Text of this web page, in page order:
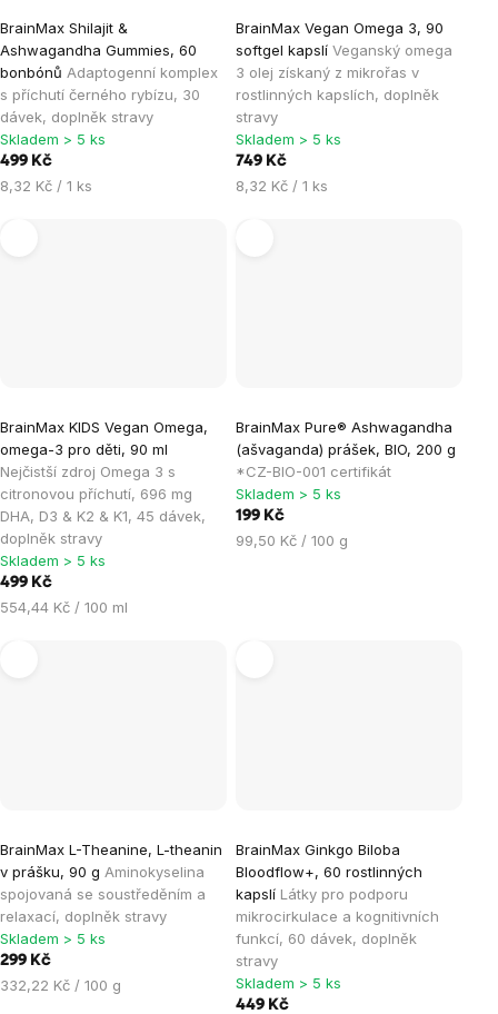
BrainMax Shilajit &
Ashwagandha Gummies, 60
bonbónů Adaptogenní komplex
s příchutí černého rybízu, 30
dávek, doplněk stravy
Skladem > 5 ks
499 Kč
Měrná
8,32 Kč / 1 ks
BrainMax Vegan Omega 3, 90
softgel kapslí Veganský omega
3 olej získaný z mikrořas v
rostlinných kapslích, doplněk
stravy
Skladem > 5 ks
749 Kč
Měrná
8,32 Kč / 1 ks
BrainMax KIDS Vegan Omega,
omega-3 pro děti, 90 ml
Nejčistší zdroj Omega 3 s
citronovou příchutí, 696 mg
DHA, D3 & K2 & K1, 45 dávek,
doplněk stravy
Skladem > 5 ks
499 Kč
Měrná
554,44 Kč / 100 ml
BrainMax Pure® Ashwagandha
(ašvaganda) prášek, BIO, 200 g
*CZ-BIO-001 certifikát
Skladem > 5 ks
199 Kč
Měrná
99,50 Kč / 100 g
BrainMax L-Theanine, L-theanin
v prášku, 90 g Aminokyselina
spojovaná se soustředěním a
relaxací, doplněk stravy
Skladem > 5 ks
299 Kč
Měrná
332,22 Kč / 100 g
BrainMax Ginkgo Biloba
Bloodflow+, 60 rostlinných
kapslí Látky pro podporu
mikrocirkulace a kognitivních
funkcí, 60 dávek, doplněk
stravy
Skladem > 5 ks
449 Kč